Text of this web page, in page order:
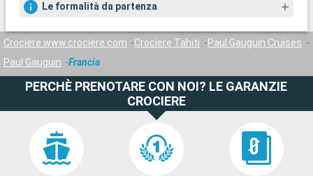
Le formalità da partenza
Crociere www.crociere.com Crociere Tahiti
Paul Gauguin Cruises
Paul Gauguin
Francia
PERCHÈ PRENOTARE CON NOI? LE GARANZIE
CROCIERE